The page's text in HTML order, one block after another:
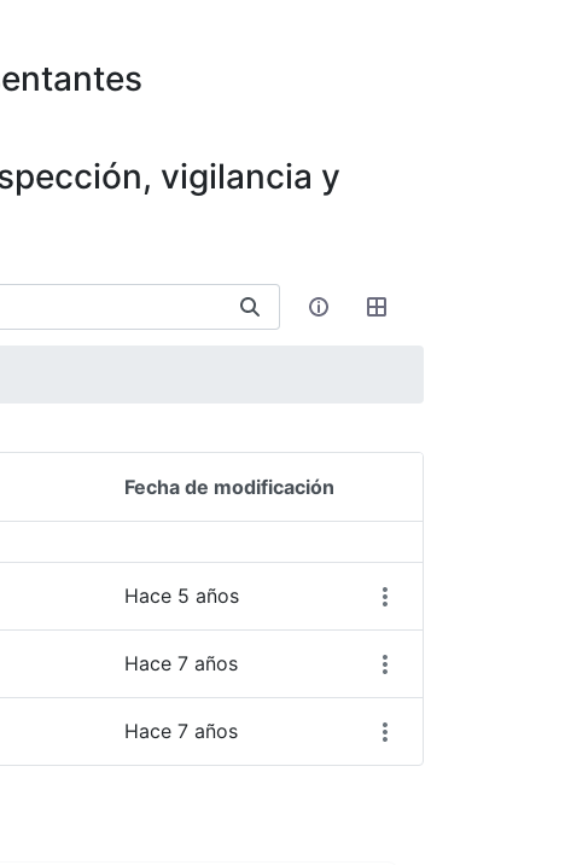
vigilancia y
Fecha de modificación
Hace 5 años
Hace 7 años
Hace 7 años